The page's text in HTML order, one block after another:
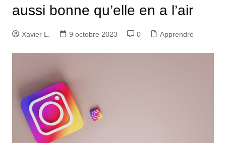
aussi bonne qu’elle en a l’air
Xavier L. 9 octobre 2023 0 Apprendre